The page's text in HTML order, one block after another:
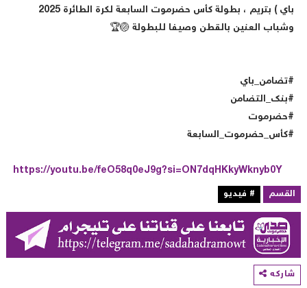
باي ) بتريم ، بطولة كأس حضرموت السابعة لكرة الطائرة 2025
العنين بالقطن وصيفا للبطولة 🏐🏆
https://youtu.be/feO58q0eJ9g?si=ON7dqHKkyWknyb0Y
# فيديو